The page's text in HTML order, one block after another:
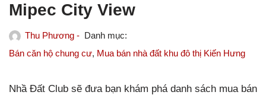
Mipec City View
Thu Phương -
Bán căn hộ chung cư, Mua bán nhà đất khu đô thị Kiến Hưng
Nhầ Đất Club sẽ đưa bạn khám phá danh sách mua bán